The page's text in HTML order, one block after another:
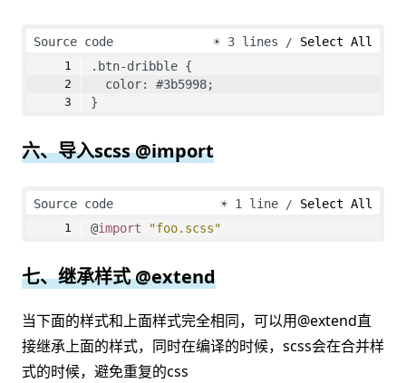
Source code ☀ 3 lines
Select All
.btn-dribble {
  color: #3b5998;
}
六、导入scss @import
Source code ☀ 1 line
Select All
@import "foo.scss"
七、继承样式 @extend
当下面的样式和上面样式完全相同，可以用@extend直
接继承上面的样式，同时在编译的时候，scss会在合并样
式的时候，避免重复的css